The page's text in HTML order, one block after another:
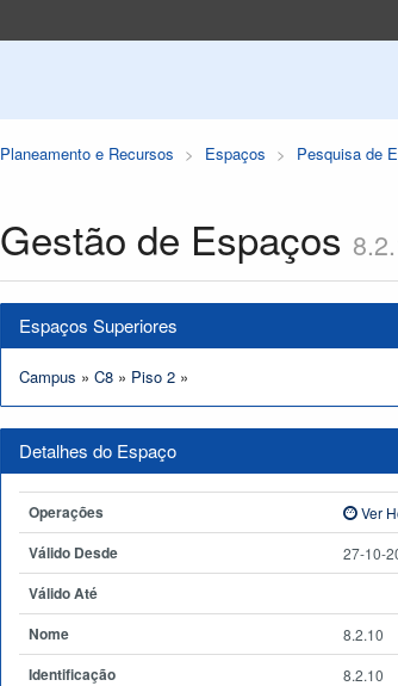
Planeamento e Recursos Espaços Pesquisa de
Gestão de Espaços
Espaços Superiores
Campus » C8 » Piso 2 »
Detalhes do Espaço
Operações Ver
Válido Desde 27-10-
Válido Até
Nome
8.2.10
Identificação 8.2.10